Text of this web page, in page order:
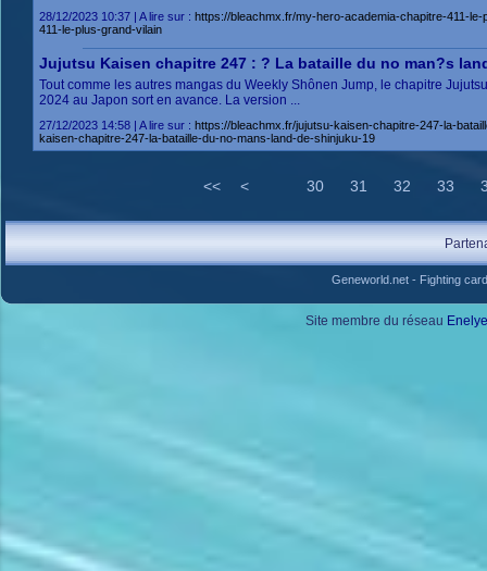
28/12/2023 10:37 | A lire sur : https://bleachmx.fr/my-hero-academia-chapitre-411-
411-le-plus-grand-vilain
Jujutsu Kaisen chapitre 247 : ? La bataille du no man?s
Tout comme les autres mangas du Weekly Shônen Jump, le chapitre
2024 au Japon sort en avance. La version ...
27/12/2023 14:58 | A lire sur : https://bleachmx.fr/jujutsu-kaisen-chapitre-247-la-
kaisen-chapitre-247-la-bataille-du-no-mans-land-de-shinjuku-19
<< < 30 31 32 33
Geneworld.net- Fighting
Site membre du réseau Enelye